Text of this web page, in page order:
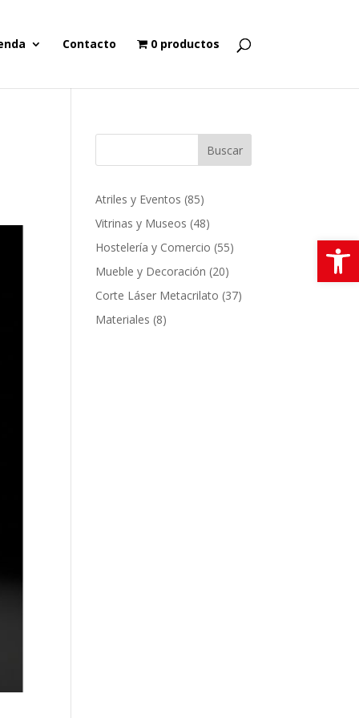
Contacto 0 productos
Buscar
Atriles y Eventos 8585
productos
Vitrinas y Museos 4848
productos
Hostelería y Comercio 5555
Mueble y Decoración 2020
productos
Corte Láser Metacrilato 3737
Materiales 88